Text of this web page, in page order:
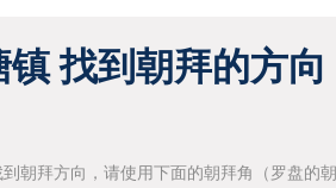
镇 找到朝拜的方向
朝拜方向，请使用下面的朝拜角（罗盘的